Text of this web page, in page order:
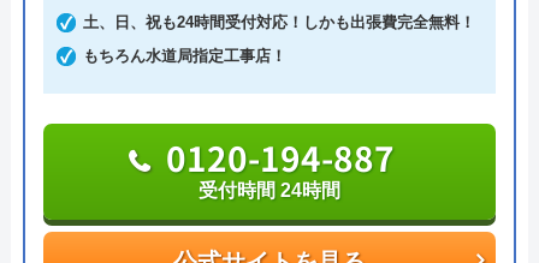
作業にかかる金額自体は他の業者とそれほど変わら
ず、残念ながら割引等もありませんが、2回目以降
は10%OFFで修理·交換を行ってくれます。作業内
容・費用を説明し、承諾のサインをもらってから作
業に入るので安心です。作業料金とは別に事務手数
料として諸経費がかかるので、費用をしっかりと確
土、日、祝も24時間受付対応！しかも出張費完全無料！
もちろん水道局指定工事店！
0120-194-887
受付時間 24時間